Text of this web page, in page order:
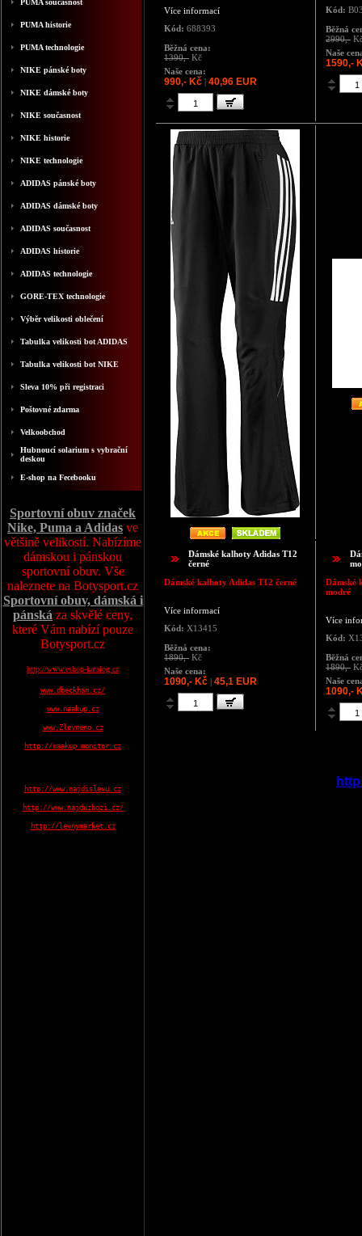
PUMA současnost
PUMA historie
PUMA technologie
NIKE pánské boty
NIKE dámské boty
NIKE současnost
NIKE historie
NIKE technologie
ADIDAS pánské boty
ADIDAS dámské boty
ADIDAS současnost
ADIDAS historie
ADIDAS technologie
GORE-TEX technologie
Výběr velikosti oblečení
Tabulka velikosti bot ADIDAS
Tabulka velikosti bot NIKE
Sleva 10% při registraci
Poštovné zdarma
Velkoobchod
Hubnoucí solarium s vybrační
deskou
E-shop na Fecebooku
Sportovní obuv značek
Nike, Puma a Adidas ve
většině velikostí. Nabízíme
dámskou i pánskou
sportovní obuv. Vše
naleznete na Botysport.cz
Sportovní obuv, dámská i
pánská za skvělé ceny,
které Vám nabízí pouze
Botysport.cz
http://www.eshop-katalog.cz
www.dbeckham.cz/
www.naakup.cz
www.Zlevneno.cz
http://naakup.monitor.cz
http://www.najdislevu.cz
http://www.najduzbozi.cz/
http://levnymarket.cz
Více informací
Kód: 688393
Běžná cena:
1390,- Kč
Naše cena:
990,- Kč | 40,96 EUR
Kód:
Běžná
2990,-
Naše
1590,-
Dámské kalhoty Adidas T12
černé
Dámské kalhoty Adidas T12 černé
Více informací
Kód: X13415
Běžná cena:
1890,- Kč
Naše cena:
1090,- Kč | 45,1 EUR
Dámské
modré
Více
Kód:
Běžná
1890,-
Naše
1090,-